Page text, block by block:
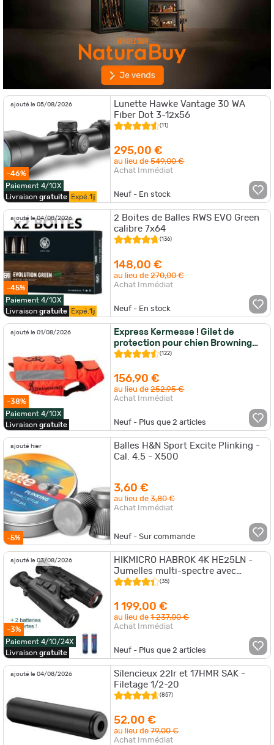
ajouté le 05/08/2026
-46%
Paiement 4/10X
Livraison gratuite Expé.1j
Lunette Hawke Vantage 30 WA
Fiber Dot 3-12x56
(11)
295,00 €
au lieu de549,00 €
Achat Immédiat
Neuf - En stock
ajouté le 04/08/2026
-45%
Paiement 4/10X
Livraison gratuite Expé. 1j
2 Boites de Balles RWS EVO Green
calibre 7x64
(136)
148,00 €
au lieu de270,00 €
Achat Immédiat
Neuf - En stock
ajouté le 01/08/2026
-38%
Paiement 4/10X
Livraison gratuite
Express Kermesse ! Gilet de
protection pour chien Browning
Protect Hunter orange
(122)
156,90 €
au lieu de252,95 €
Achat Immédiat
Neuf - Plus que2 articles
ajouté hier
-5%
Balles H&N Sport Excite Plinking -
Cal. 4.5 - X500
3,60 €
au lieu de3,80 €
Achat Immédiat
Neuf - Sur commande
ajouté le 03/08/2026
-3%
Paiement 4/10/24X
Livraison gratuite
HIKMICRO HABROK 4K HE25LN -
Jumelles multi-spectre avec
télémètre + 2 batteries offertes !
(35)
1 199,00 €
au lieu de1 237,00 €
Achat Immédiat
Neuf - Plus que2 articles
ajouté le 04/08/2026
Silencieux 22lr et 17HMR SAK -
Filetage 1/2-20
(857)
52,00 €
au lieu de79,00 €
Achat Immédiat